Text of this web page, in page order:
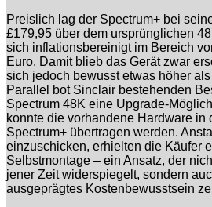
Preislich lag der Spectrum+ bei
£179,95 über dem ursprünglichen
sich inflationsbereinigt im Bereich
Euro. Damit blieb das Gerät zwar
sich jedoch bewusst etwas höher
Parallel bot Sinclair bestehenden
Spectrum 48K eine Upgrade-
konnte die vorhandene Hardware in
Spectrum+ übertragen werden.
einzuschicken, erhielten die Käufer
Selbstmontage – ein Ansatz, der
jener Zeit widerspiegelt, sondern
ausgeprägtes Kostenbewusstsein